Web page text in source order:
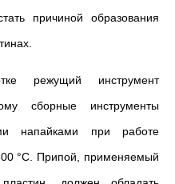
причиной образования
режущий инструмент
сборные инструменты
напайками при работе
°С. Припой, применяемый